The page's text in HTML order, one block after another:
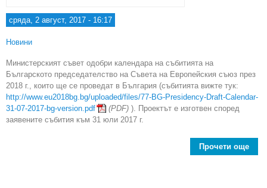
сряда, 2 август, 2017 - 16:17
Новини
Министерският съвет одобри календара на събитията на
Българското председателство на Съвета на Европейския съюз през
2018 г., които ще се проведат в България (събитията вижте тук:
http://www.eu2018bg.bg/uploaded/files/77-BG-Presidency-Draft-Calendar-
31-07-2017-bg-version.pdf
(PDF) ). Проектът е изготвен според
заявените събития към 31 юли 2017 г.
Прочети още